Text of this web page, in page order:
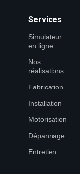
Services
Simulateur
en ligne
Nos
réalisations
Fabrication
Installation
Motorisation
Dépannage
Entretien